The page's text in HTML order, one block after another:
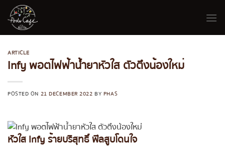
Skip
content
ARTICLE
Infy พอตไฟฟ้าน้ำยาหัวใส ตัวตึงน้องใหม่
POSTED ON 21 DECEMBER 2022 BY PHAS
หัวใส Infy ร้ายบริสุทธิ์ ฟีลสูบโดนใจ